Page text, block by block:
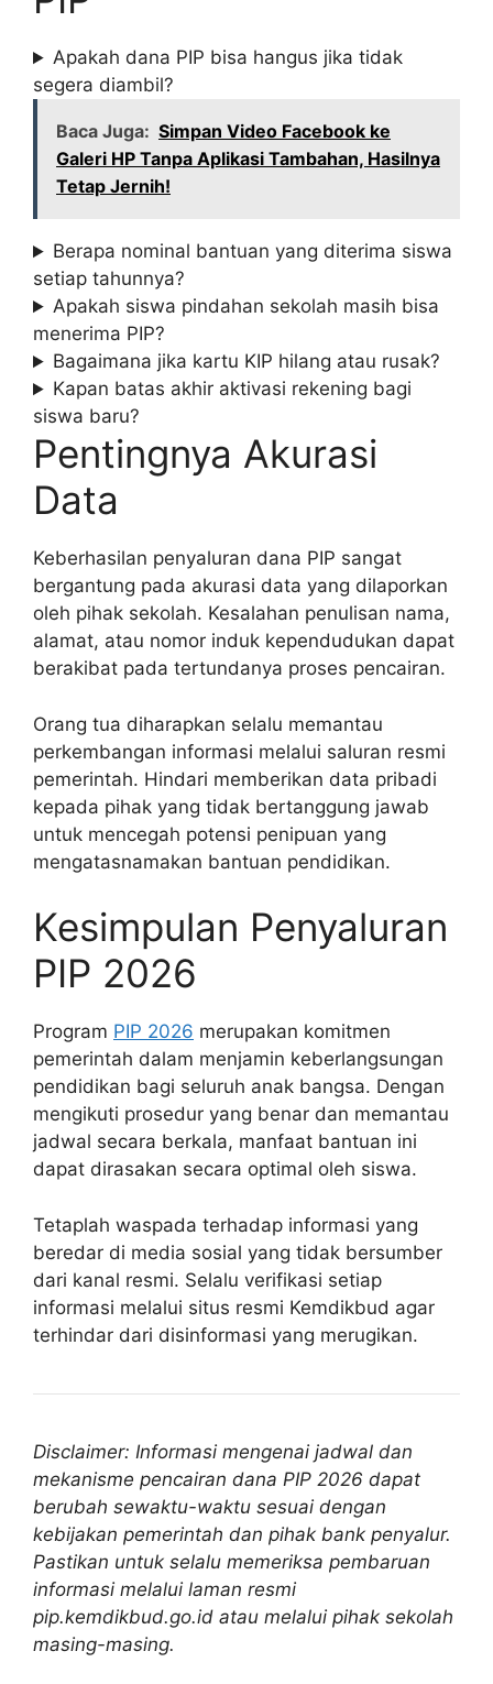
Apakah dana PIP bisa hangus jika tidak
segera diambil?
Baca Juga: Simpan Video Facebook ke
Galeri HP Tanpa Aplikasi Tambahan, Hasilnya
Tetap Jernih!
Berapa nominal bantuan yang diterima siswa
setiap tahunnya?
Apakah siswa pindahan sekolah masih bisa
menerima PIP?
Bagaimana jika kartu KIP hilang atau rusak?
Kapan batas akhir aktivasi rekening bagi
siswa baru?
Pentingnya Akurasi
Data
Keberhasilan penyaluran dana PIP sangat
bergantung pada akurasi data yang dilaporkan
oleh pihak sekolah. Kesalahan penulisan nama,
alamat, atau nomor induk kependudukan dapat
berakibat pada tertundanya proses pencairan.
Orang tua diharapkan selalu memantau
perkembangan informasi melalui saluran resmi
pemerintah. Hindari memberikan data pribadi
kepada pihak yang tidak bertanggung jawab
untuk mencegah potensi penipuan yang
mengatasnamakan bantuan pendidikan.
Kesimpulan Penyaluran
PIP 2026
Program PIP 2026 merupakan komitmen
pemerintah dalam menjamin keberlangsungan
pendidikan bagi seluruh anak bangsa. Dengan
mengikuti prosedur yang benar dan memantau
jadwal secara berkala, manfaat bantuan ini
dapat dirasakan secara optimal oleh siswa.
Tetaplah waspada terhadap informasi yang
beredar di media sosial yang tidak bersumber
dari kanal resmi. Selalu verifikasi setiap
informasi melalui situs resmi Kemdikbud agar
terhindar dari disinformasi yang merugikan.
Disclaimer: Informasi mengenai jadwal dan
mekanisme pencairan dana PIP 2026 dapat
berubah sewaktu-waktu sesuai dengan
kebijakan pemerintah dan pihak bank penyalur.
Pastikan untuk selalu memeriksa pembaruan
informasi melalui laman resmi
pip.kemdikbud.go.id atau melalui pihak sekolah
masing-masing.